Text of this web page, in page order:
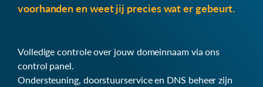
voorhanden en weet jij precies wat er gebeurt.
Volledige controle over jouw domeinnaam via ons
control panel.
Ondersteuning, doorstuurservice en DNS beheer zijn